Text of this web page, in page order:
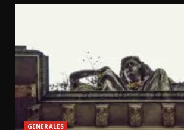
GENERALES